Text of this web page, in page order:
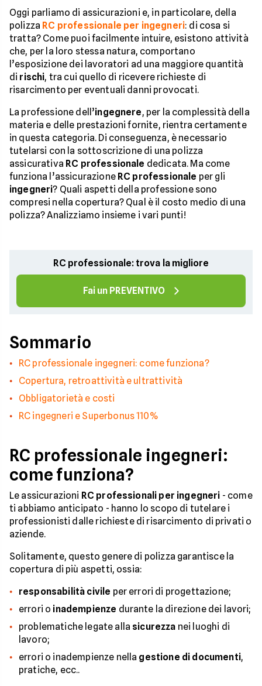
Oggi parliamo di assicurazioni e, in particolare, della
polizza RC professionale per ingegneri: di cosa si
tratta? Come puoi facilmente intuire, esistono attività
che, per la loro stessa natura, comportano
l’esposizione dei lavoratori ad una maggiore quantità
di rischi, tra cui quello di ricevere richieste di
risarcimento per eventuali danni provocati.
La professione dell’ingegnere, per la complessità della
materia e delle prestazioni fornite, rientra certamente
in questa categoria. Di conseguenza, è necessario
tutelarsi con la sottoscrizione di una polizza
assicurativa RC professionale dedicata. Ma come
funziona l’assicurazione RC professionale per gli
ingegneri? Quali aspetti della professione sono
compresi nella copertura? Qual è il costo medio di una
polizza? Analizziamo insieme i vari punti!
RC professionale: trova la migliore
Fai un PREVENTIVO
Sommario
RC professionale ingegneri: come funziona?
Copertura, retroattività e ultrattività
Obbligatorietà e costi
RC ingegneri e Superbonus 110%
RC professionale ingegneri:
come funziona?
Le assicurazioni RC professionali per ingegneri - come
ti abbiamo anticipato - hanno lo scopo di tutelare i
professionisti dalle richieste di risarcimento di privati o
aziende.
Solitamente, questo genere di polizza garantisce la
copertura di più aspetti, ossia:
responsabilità civile per errori di progettazione;
errori o inadempienze durante la direzione dei lavori;
problematiche legate alla sicurezza nei luoghi di
lavoro;
errori o inadempienze nella gestione di documenti,
pratiche, ecc..